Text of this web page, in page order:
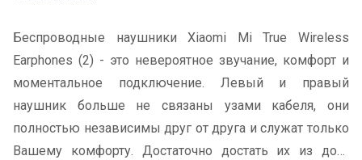
Беспроводные наушники Xiaomi Mi True Wireless
Earphones (2) - это невероятное звучание, комфорт и
моментальное подключение. Левый и правый
наушник больше не связаны узами кабеля, они
полностью независимы друг от друга и служат только
Вашему комфорту. Достаточно достать их из док-